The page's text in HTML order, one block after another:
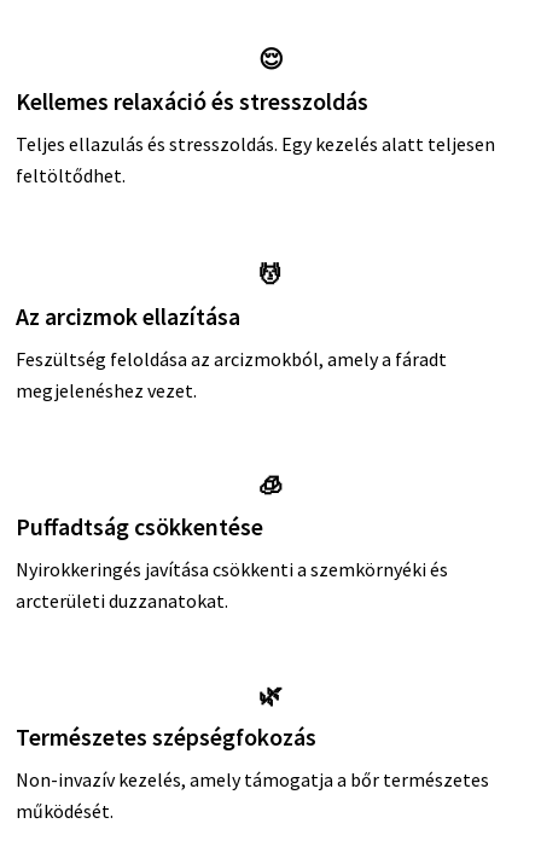
😌
Kellemes relaxáció és stresszoldás
Teljes ellazulás és stresszoldás. Egy kezelés alatt teljesen
feltöltődhet.
💆
Az arcizmok ellazítása
Feszültség feloldása az arcizmokból, amely a fáradt
megjelenéshez vezet.
🧊
Puffadtság csökkentése
Nyirokkeringés javítása csökkenti a szemkörnyéki és
arcterületi duzzanatokat.
🌿
Természetes szépségfokozás
Non-invazív kezelés, amely támogatja a bőr természetes
működését.